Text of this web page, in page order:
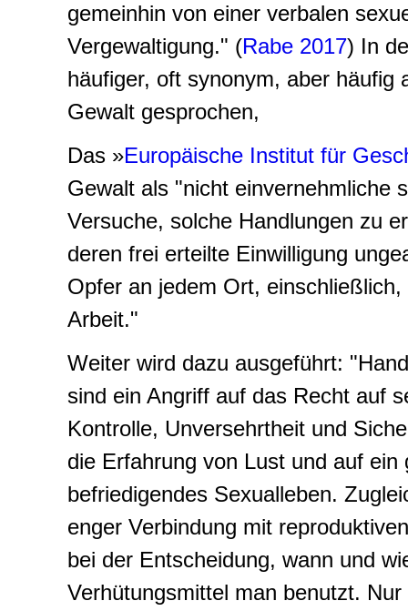
gemeinhin von einer verbalen
Vergewaltigung." (Rabe 2017) In
häufiger, oft synonym, aber häufig
Gewalt gesprochen,
Das »Europäische Institut für
Gewalt als "nicht einvernehmliche
Versuche, solche Handlungen zu
deren frei erteilte Einwilligung
Opfer an jedem Ort,
Arbeit."
Weiter wird dazu ausgeführt:
sind ein Angriff auf das Recht auf
Kontrolle, Unversehrtheit und
die Erfahrung von Lust und auf
befriedigendes Sexualleben.
enger Verbindung mit
bei der Entscheidung, wann und
Verhütungsmittel man benutzt.